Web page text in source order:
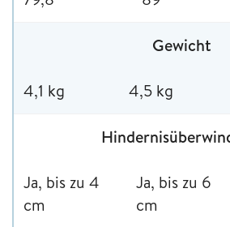
Gewicht
4,1 kg 4,5 kg
Ja, bis zu 4
cm
Ja, bis zu 6
cm